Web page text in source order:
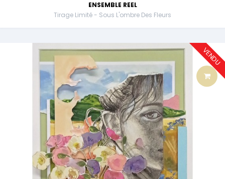
ENSEMBLE REEL
Tirage Limité - Sous L'ombre Des Fleurs
VENDU